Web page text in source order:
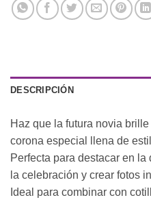
DESCRIPCIÓN
Haz que la futura novia
corona especial llena de
Perfecta para destacar en
la celebración y crear fotos
Ideal para combinar con